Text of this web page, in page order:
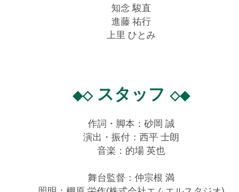
知念 駿直
進藤 祐行
上里 ひとみ
◆◇スタッフ ◇◆
作詞 ・ 脚本 ：砂岡 誠
演出・振付：西平 士朗
音楽：的場 英也
舞台監督：仲宗根 満